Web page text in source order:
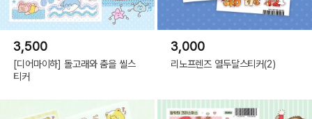
3,500
[디어마이하] 돌고래와 춤을 씰스
티커
3,000
리노프렌즈 열두달스티커(2)